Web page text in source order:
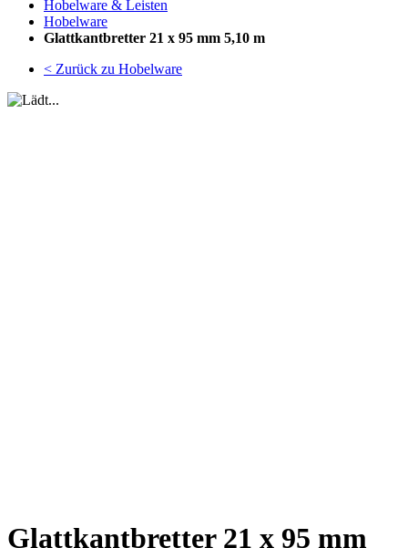
Hobelware & Leisten
Hobelware
Glattkantbretter 21 x 95 mm 5,10 m
< Zurück zu Hobelware
Glattkantbretter 21 x 95 mm